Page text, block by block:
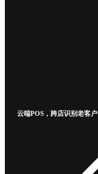
云端POS，跨店识别老客户